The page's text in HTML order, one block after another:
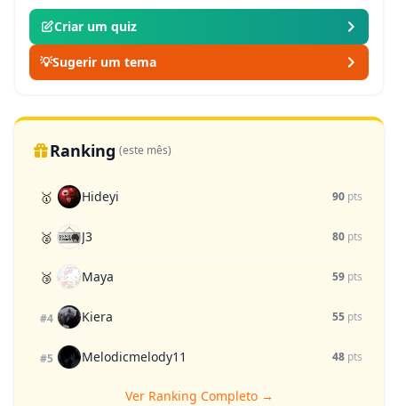
Criar um quiz
💡Sugerir um tema
Ranking (este mês)
🥇 Hideyi 90 pts
🥈 J3 80 pts
🥉 Maya 59 pts
#4 Kiera 55 pts
#5 Melodicmelody11 48 pts
Ver Ranking Completo →